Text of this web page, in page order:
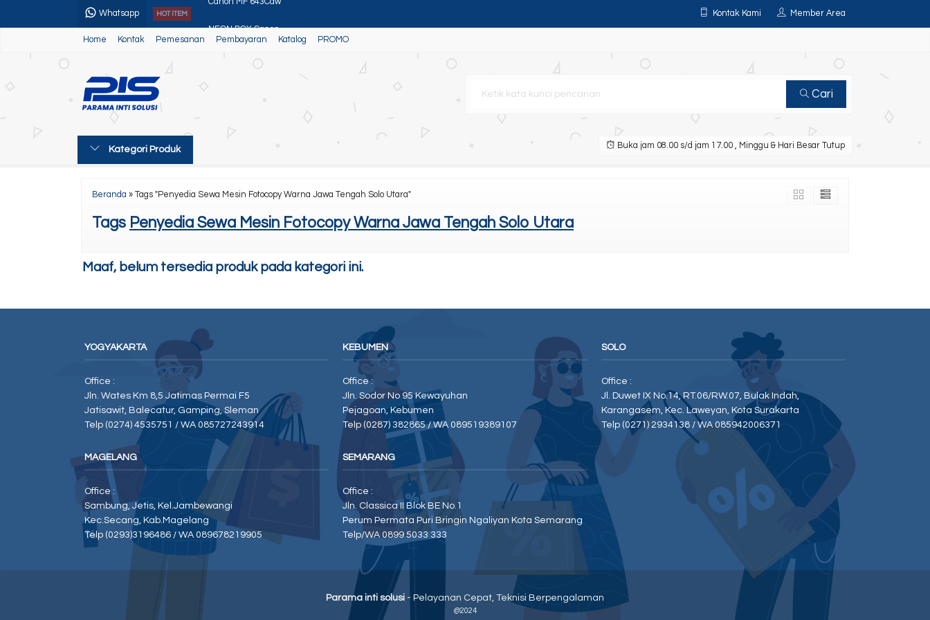
Whatsapp HOT ITEM
Canon Ir Adv DX 4800
Toner Dama
Canon Maxify GX4070
Canon Ir Adv 400
Kontak Kami Member Area
Home Kontak Pemesanan Pembayaran Katalog PROMO
Cari
Kategori Produk Buka jam 08.00 s/d jam 17.00 , Minggu & Hari Besar Tutup
Beranda » Tags "Penyedia Sewa Mesin Fotocopy Warna Jawa Tengah Solo Utara"
Tags Penyedia Sewa Mesin Fotocopy Warna Jawa Tengah Solo Utara
Maaf, belum tersedia produk pada kategori ini.
YOGYAKARTA
Office :
Jln. Wates Km 8,5 Jatimas Permai F5
Jatisawit, Balecatur, Gamping, Sleman
Telp (0274) 4535751 / WA 085727243914
MAGELANG
Office :
Sambung, Jetis, Kel.Jambewangi
Kec.Secang, Kab.Magelang
Telp (0293)3196486 / WA 089678219905
KEBUMEN
Office :
Jln. Sodor No 95 Kewayuhan
Pejagoan, Kebumen
Telp (0287) 382865 / WA 089519389107
SEMARANG
Office :
Jln. Classica II Blok BE No.1
Perum Permata Puri Bringin Ngaliyan Kota Semarang
Telp/WA 0899 5033 333
SOLO
Office :
Jl. Duwet IX No.14, RT.06/RW.07, Bulak Indah,
Karangasem, Kec. Laweyan, Kota Surakarta
Telp (0271) 2934138 / WA 085942006371
Parama inti solusi - Pelayanan Cepat, Teknisi Berpengalaman
@2024